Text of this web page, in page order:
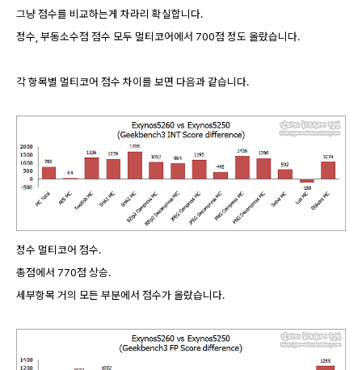
그냥 점수를 비교하는게 차라리 확실합니다.
정수, 부동소수점 점수 모두 멀티코어에서 700점 정도 올랐습니다.
각 항목별 멀티코어 점수 차이를 보면 다음과 같습니다.
정수 멀티코어 점수.
총점에서 770점 상승.
세부항목 거의 모든 부분에서 점수가 올랐습니다.